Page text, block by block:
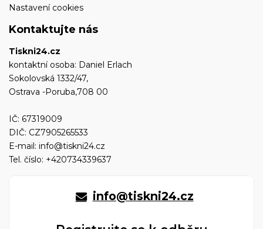
Nastavení cookies
Kontaktujte nás
Tiskni24.cz
kontaktní osoba: Daniel Erlach
Sokolovská 1332/47,
Ostrava -Poruba,708 00
IČ: 67319009
DIČ: CZ7905265533
E-mail: info@tiskni24.cz
Tel. číslo: +420734339637
info@tiskni24.cz